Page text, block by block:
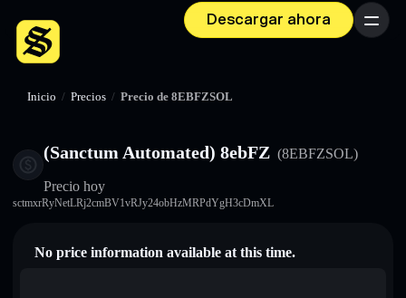
Descargar ahora Menú
Inicio / Precios / Precio de 8EBFZSOL
(Sanctum Automated) 8ebFZ (8EBFZSOL)
Precio hoy
sctmxrRyNetLRj2cmBV1vRJy24obHzMRPdYgH3cDmXL
No price information available at this time.